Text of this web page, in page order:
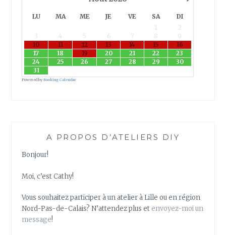
P
O
S
T
A
LU MA ME JE VE SA
DI
1
2
3
4 5 6 7 8
9
10
11 12 13 14 15
16
17
18 19 20 21 22
23
24
25 26 27 28 29
30
31
Powered byBooking Calendar
A PROPOS D’ATELIERS DIY
Bonjour!
Moi, c’est Cathy!
Vous souhaitez participer à un atelier à Lille ou en région
Nord-Pas-de-Calais? N’attendez plus et envoyez-moi un
message!